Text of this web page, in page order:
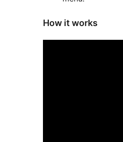
How it works